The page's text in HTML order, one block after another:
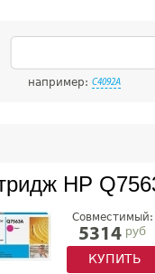
например: C4092A
HP
Совместимый:
5314 руб
КУПИТЬ